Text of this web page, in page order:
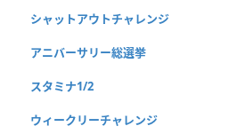
シャットアウトチャレンジ
アニバーサリー総選挙
スタミナ1/2
ウィークリーチャレンジ